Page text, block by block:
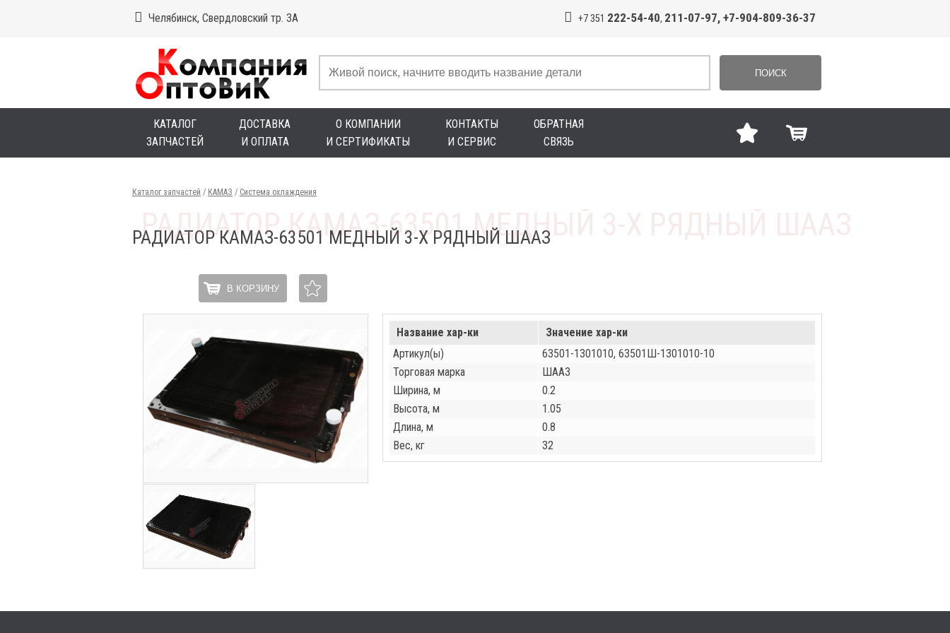
Челябинск, Свердловский тр. 3А +7 351 222-54-40, 211-07-97, +7-904-809-36-37
ПОИСК
КАТАЛОГ
ЗАПЧАСТЕЙ
ДОСТАВКА
И ОПЛАТА
О КОМПАНИИ
И СЕРТИФИКАТЫ
КОНТАКТЫ
И СЕРВИС
ОБРАТНАЯ
СВЯЗЬ
Каталог запчастей / КАМАЗ / Система охлаждения
РАДИАТОР КАМАЗ-63501 МЕДНЫЙ 3-Х РЯДНЫЙ ШААЗ
В КОРЗИНУ
Название хар-ки
Значение хар-ки
Артикул(ы)
63501-1301010, 63501Ш-1301010-10
Торговая марка
ШААЗ
Ширина, м
0.2
Высота, м
1.05
Длина, м
0.8
Вес, кг
32